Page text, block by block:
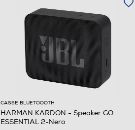
CASSE BLUETOOOTH
HARMAN KARDON - Speaker GO
ESSENTIAL 2-Nero